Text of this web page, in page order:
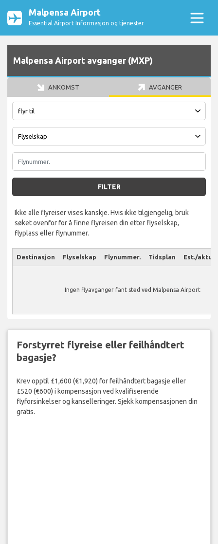
Malpensa Airport
Essential Airport Informasjon og tjenester
Malpensa Airport avganger (MXP)
ANKOMST AVGANGER
FILTER
Ikke alle flyreiser vises kanskje. Hvis ikke tilgjengelig, bruk
søket ovenfor for å finne flyreisen din etter flyselskap,
flyplass eller flynummer.
Destinasjon Flyselskap Flynummer. Tidsplan Est./
Ingen flyavganger fant sted ved Malpensa Airport
Forstyrret flyreise eller feilhåndtert
bagasje?
Krev opptil £1,600 (€1,920) for feilhåndtert bagasje eller
£520 (€600) i kompensasjon ved kvalifiserende
flyforsinkelser og kanselleringer. Sjekk kompensasjonen din
gratis.